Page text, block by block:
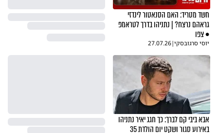
חשד מטריד: האם הסנאטור לינדזי
גראהם נרצח? | נתניהו בדרך לטראמפ
• צפו
יוסי סרגובסקי|
27.07.26
אבא ביבי קם לברך: כך חגג יאיר נתניהו
באירוע סגור ושקט יום הולדת 35